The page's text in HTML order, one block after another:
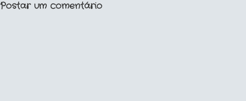
Postar um comentário